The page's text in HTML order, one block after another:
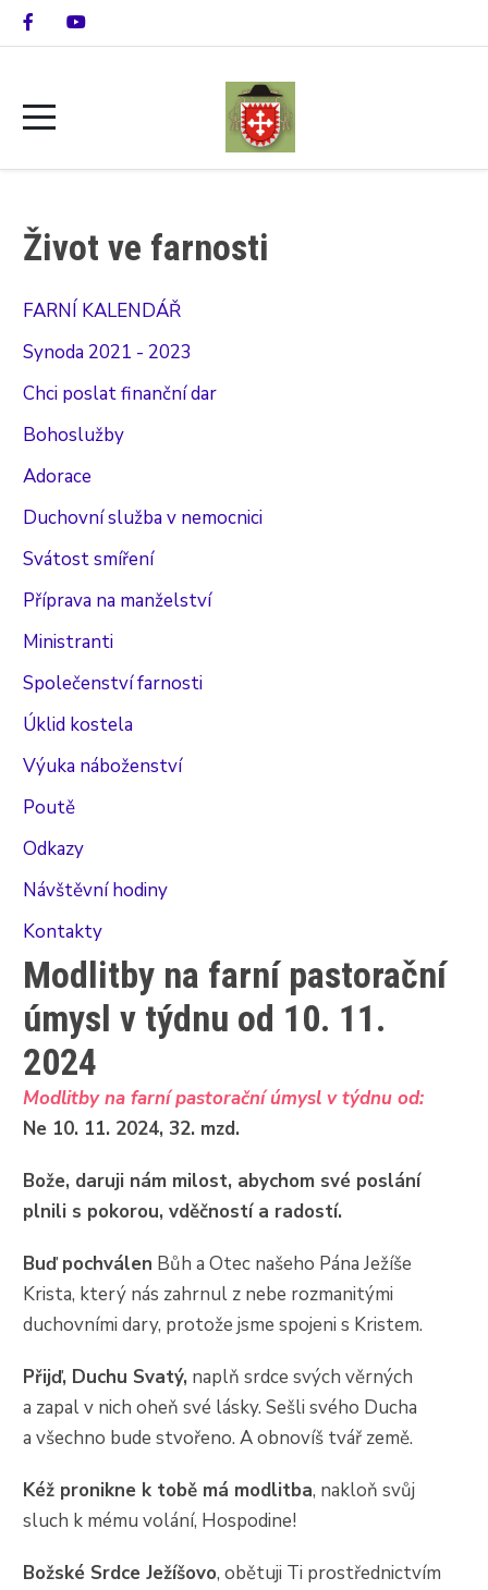
Život ve farnosti
FARNÍ KALENDÁŘ
Synoda 2021 - 2023
Chci poslat finanční dar
Bohoslužby
Adorace
Duchovní služba v nemocnici
Svátost smíření
Příprava na manželství
Ministranti
Společenství farnosti
Úklid kostela
Výuka náboženství
Poutě
Odkazy
Návštěvní hodiny
Kontakty
Modlitby na farní pastorační
úmysl v týdnu od 10. 11.
2024
Modlitby na farní pastorační úmysl v týdnu od:
Ne 10. 11. 2024, 32. mzd.
Bože, daruji nám milost, abychom své poslání
plnili s pokorou, vděčností a radostí.
Buď pochválen Bůh a Otec našeho Pána Ježíše
Krista, který nás zahrnul z nebe rozmanitými
duchovními dary, protože jsme spojeni s Kristem.
Přijď, Duchu Svatý, naplň srdce svých věrných
a zapal v nich oheň své lásky. Sešli svého Ducha
a všechno bude stvořeno. A obnovíš tvář země.
Kéž pronikne k tobě má modlitba, nakloň svůj
sluch k mému volání, Hospodine!
Božské Srdce Ježíšovo, obětuji Ti prostřednictvím